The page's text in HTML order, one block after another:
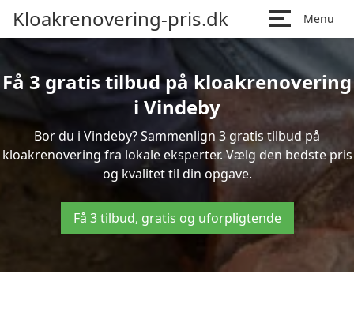
Kloakrenovering-pris.dk Menu
Få 3 gratis tilbud på kloakrenovering
i Vindeby
Bor du i Vindeby? Sammenlign 3 gratis tilbud på
kloakrenovering fra lokale eksperter. Vælg den bedste pris
og kvalitet til din opgave.
Få 3 tilbud, gratis og uforpligtende